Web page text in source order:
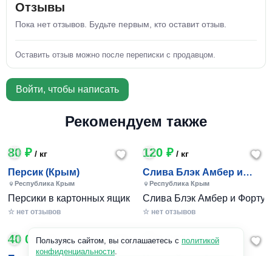
Отзывы
Пока нет отзывов. Будьте первым, кто оставит отзыв.
Оставить отзыв можно после переписки с продавцом.
Войти, чтобы написать
Рекомендуем также
80 ₽ / кг
Персик (Крым)
Республика Крым
Персики в картонных ящиках по 7-10 кг. Цена 80-200 руб
☆ нет отзывов
120 ₽/ кг
Слива Блэк Амбер и
Фортуна (Крым)
Республика Крым
Слива Блэк Амбер и
☆ нет отзывов
40 000 ₽ 240 801 ₽/ 1шт
Пользуясь сайтом, вы соглашаетесь с политикой
конфиденциальности.